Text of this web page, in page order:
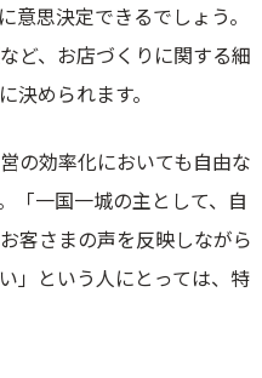
意思決定できるでしょう。
ど、お店づくりに関する細
決められます。
の効率化においても自由な
「一国一城の主として、自
客さまの声を反映しながら
」という人にとっては、特